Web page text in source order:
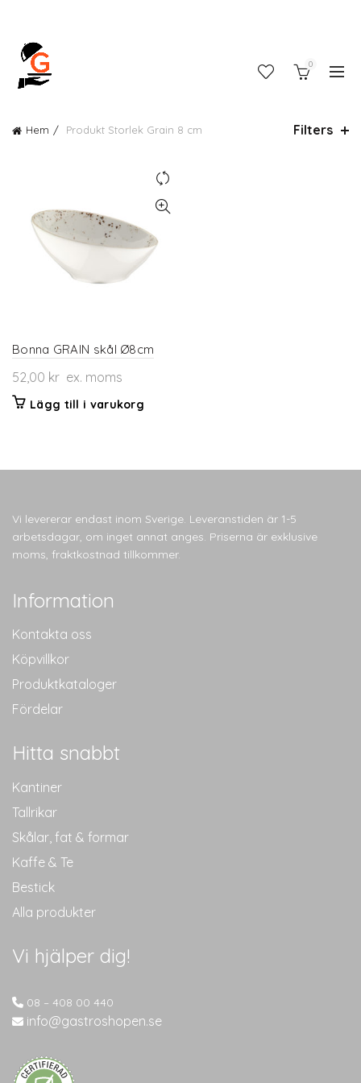
0
Hem Produkt Storlek Grain 8 cm Filters
Bonna GRAIN skål Ø8cm
52,00 kr ex. moms
Lägg till i varukorg
Vi levererar endast inom Sverige. Leveranstiden är 1-5
arbetsdagar, om inget annat anges. Priserna är exklusive
moms, fraktkostnad tillkommer.
Information
Kontakta oss
Köpvillkor
Produktkataloger
Fördelar
Hitta snabbt
Kantiner
Tallrikar
Skålar, fat & formar
Kaffe & Te
Bestick
Alla produkter
Vi hjälper dig!
08 – 408 00 440
info@gastroshopen.se